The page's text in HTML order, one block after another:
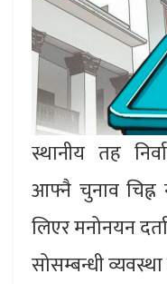
स्थानीय तह
आफ्नै चुनाव चिह्न
लिएर मनोनयन
सोसम्बन्धी व्यवस्था